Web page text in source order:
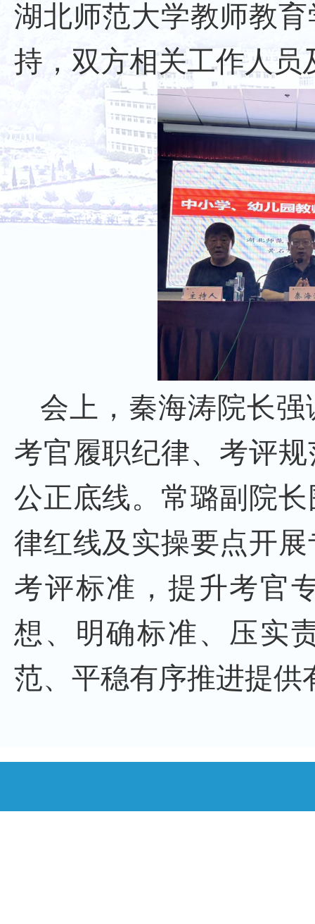
湖北师范大学教师教育
持，双方相关工作人
会上，秦海涛院长
考官履职纪律、考评
公正底线。常璐副院
律红线及实操要点开
考评标准，提升考官
想、明确标准、压实
范、平稳有序推进提供